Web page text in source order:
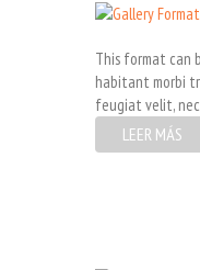
This format can
habitant morbi
feugiat velit,
LEER MÁS